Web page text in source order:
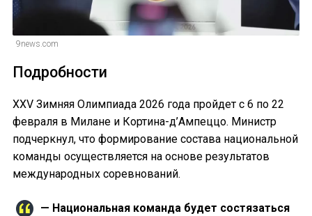
9news.com
Подробности
XXV Зимняя Олимпиада 2026 года пройдет с 6 по 22
февраля в Милане и Кортина-д’Ампеццо. Министр
подчеркнул, что формирование состава национальной
команды осуществляется на основе результатов
международных соревнований.
— Национальная команда будет состязаться